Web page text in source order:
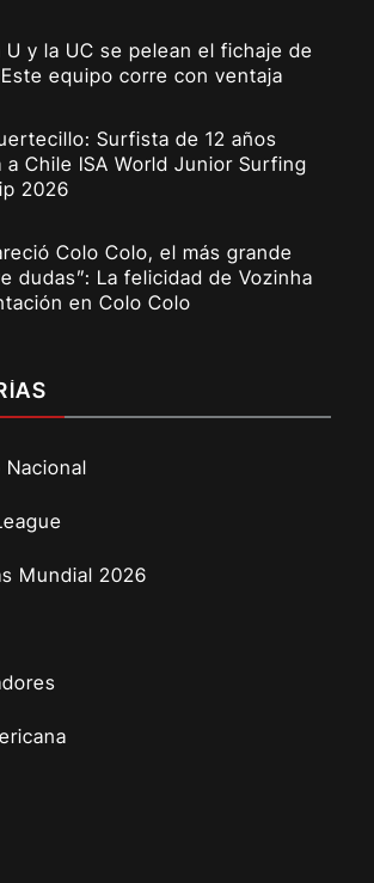
U y la UC se pelean el fichaje de
equipo corre con ventaja
Surfista de 12 años
Chile ISA World Junior Surfing
2026
Colo Colo, el más grande
dudas”: La felicidad de Vozinha
en Colo Colo
Nacional
Mundial 2026